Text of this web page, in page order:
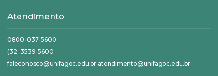
Atendimento
0800-037-5600
(32) 3539-5600
faleconosco@unifagoc.edu.br atendimento@unifagoc.edu.br